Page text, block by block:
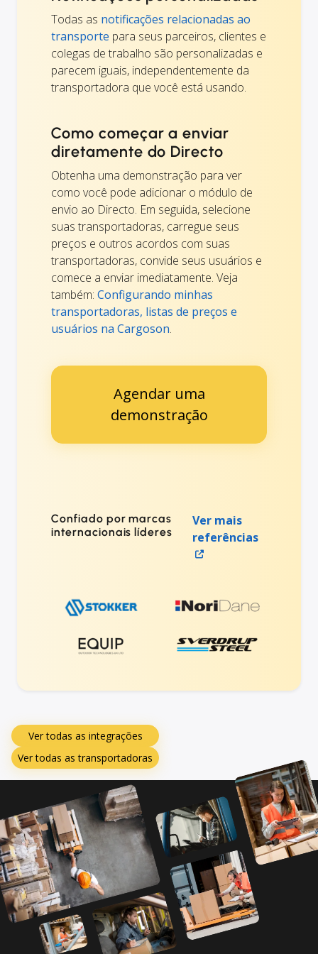
Todas as notificações relacionadas ao
transporte para seus parceiros, clientes e
colegas de trabalho são personalizadas e
parecem iguais, independentemente da
transportadora que você está usando.
Como começar a enviar
diretamente do Directo
Obtenha uma demonstração para ver
como você pode adicionar o módulo de
envio ao Directo. Em seguida, selecione
suas transportadoras, carregue seus
preços e outros acordos com suas
transportadoras, convide seus usuários e
comece a enviar imediatamente. Veja
também: Configurando minhas
transportadoras, listas de preços e
usuários na Cargoson.
Agendar uma
demonstração
Confiado por marcas
internacionais líderes
Ver mais
referências
Ver todas as integrações
Ver todas as transportadoras